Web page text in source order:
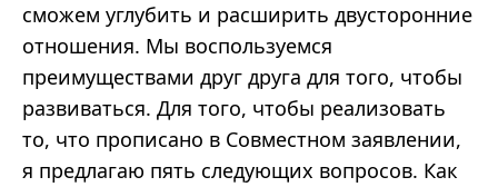
сможем углубить и расширить двусторонние
отношения. Мы воспользуемся
преимуществами друг друга для того, чтобы
развиваться. Для того, чтобы реализовать
то, что прописано в Совместном заявлении,
я предлагаю пять следующих вопросов. Как